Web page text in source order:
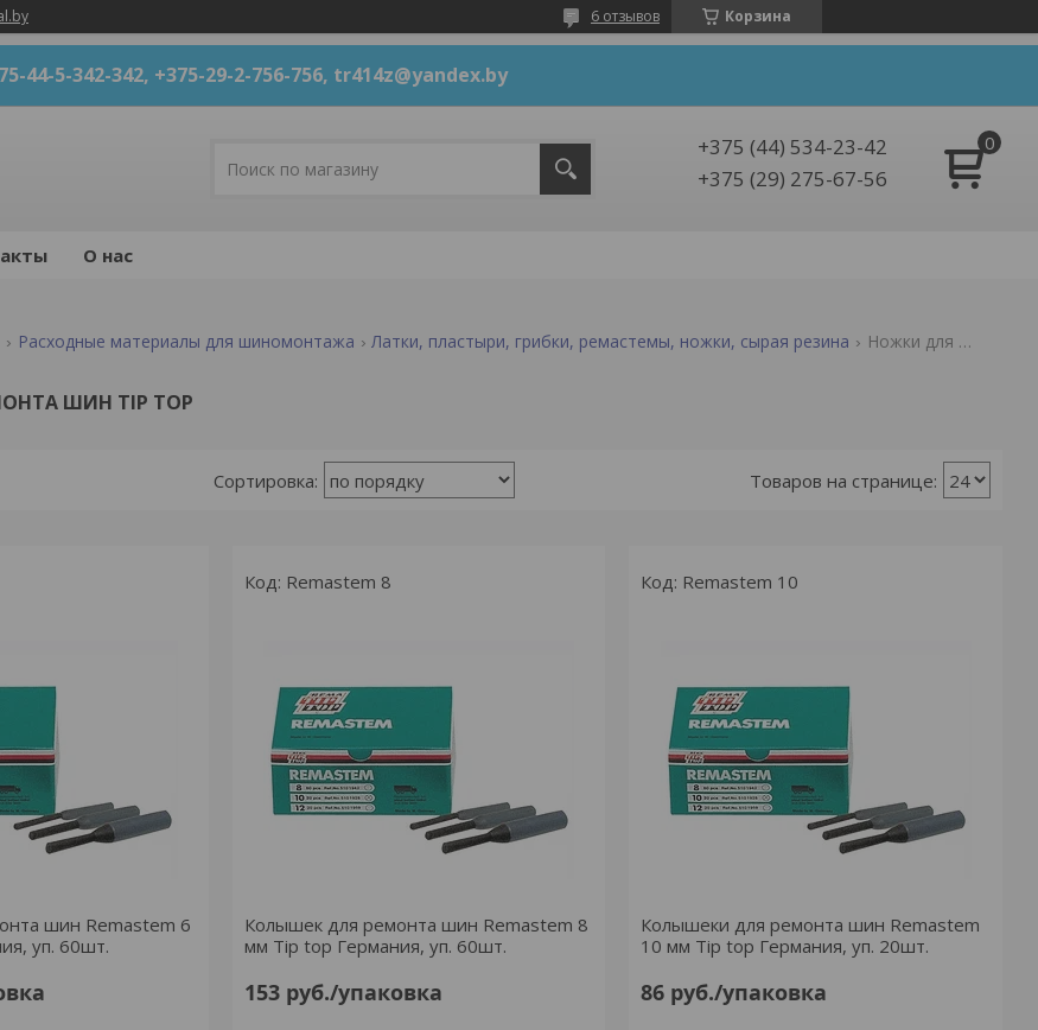
Корзина
6 отзывов
44-5-342-342, +375-29-2-756-756, tr414z@yandex.by
+375 (44) 534-23-42
+375 (29) 275-67-56
О нас
Расходные материалы для шиномонтажа Латки, пластыри, грибки, ремастемы, ножки, сырая резина Ножки для ремонта шин tip top
ШИН TIP TOP
шин Remastem 6
уп. 60шт.
Remastem 8
Колышек для ремонта шин Remastem 8
мм Tip top Германия, уп. 60шт.
153 руб./упаковка
Remastem 10
Колышеки для ремонта шин Remastem
10 мм Tip top Германия, уп. 20шт.
86 руб./упаковка